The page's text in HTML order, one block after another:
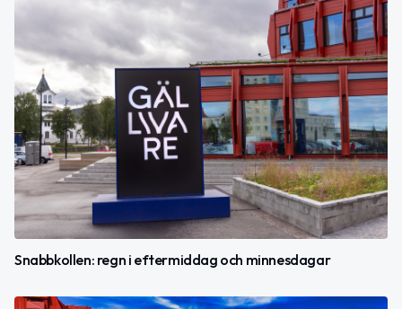
Snabbkollen: regn i eftermiddag och minnesdagar